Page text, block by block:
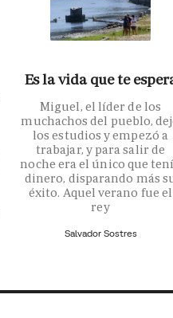
Es la vida que te
Miguel, el líder de los
muchachos del pueblo,
los estudios y empezó a
trabajar, y para salir de
noche era el único que
dinero, disparando más
éxito. Aquel verano fue el
rey
Salvador Sostres